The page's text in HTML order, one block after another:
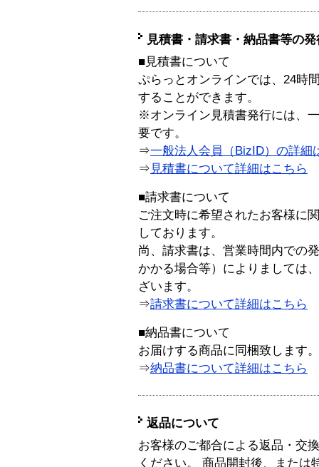
見積書・請求書・納品書等の
■見積書について
ぷらっとオンラインでは、24時
することができます。
※オンライン見積書発行には、
要です。
⇒一般法人会員（BizID）の詳細
⇒ 見積書について詳細はこちら
■請求書について
ご注文時に希望されたお客様に
しております。
尚、請求書は、営業時間内での
かかる場合等）によりましては
ざいます。
⇒請求書について詳細はこちら
■納品書について
お届けする商品に同梱致します。
⇒納品書について詳細はこちら
返品について
お客様のご都合による返品・交
ください。 商品開封後、または